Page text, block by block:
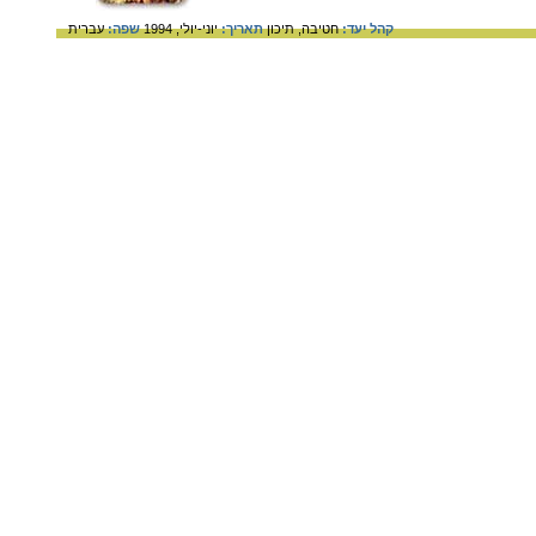
קהל יעד:חטיבה,תיכוןתאריך:יוני-יולי, 1994 שפה:עברית